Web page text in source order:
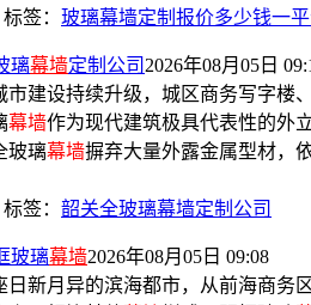
标签： 玻璃幕墙定制报价多少钱一
璃幕墙定制公司 2026年08月05日
市建设持续升级，城区商务写字楼
幕墙作为现代建筑极具代表性的外
玻璃幕墙摒弃大量外露金属型材，
标签： 韶关全玻璃幕墙定制公司
玻璃幕墙2026年08月05日 09:08
日新月异的滨海都市，从前海商务